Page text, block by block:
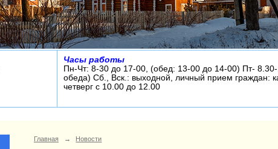
Часы работы
Пн-Чт: 8-30 до 17-00, (обед: 13-00 до 14-00) Пт-
обеда) Сб., Вск.: выходной, личный прием граждан:
четверг с 10.00 до 12.00
Главная → Новости